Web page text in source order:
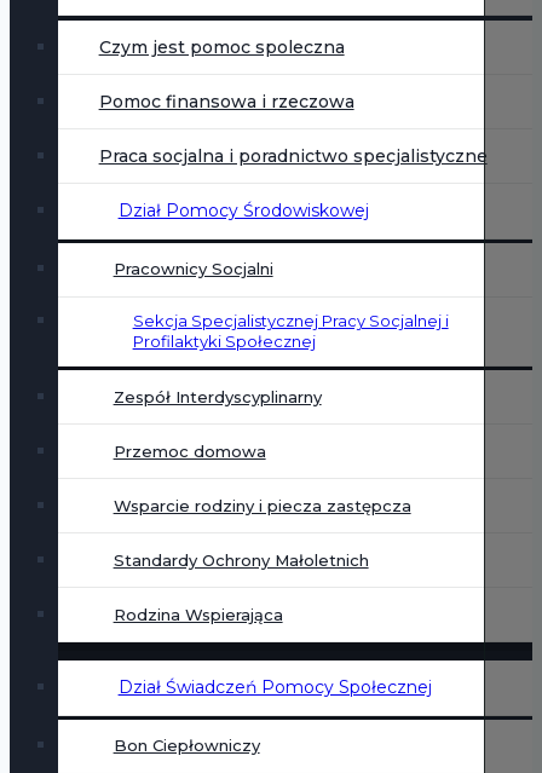
Czym jest pomoc spoleczna
Pomoc finansowa i rzeczowa
Praca socjalna i poradnictwo specjalistyczne
Dział Pomocy Środowiskowej
Pracownicy Socjalni
Sekcja Specjalistycznej Pracy Socjalnej i
Profilaktyki Społecznej
Zespół Interdyscyplinarny
Przemoc domowa
Wsparcie rodziny i piecza zastępcza
Standardy Ochrony Małoletnich
Rodzina Wspierająca
Dział Świadczeń Pomocy Społecznej
Bon Ciepłowniczy